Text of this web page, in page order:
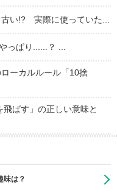
古い!? 実際に使っていた...
っぱり......？ ...
ーカルルール「10捨
ばす」の正しい意味と
味は？